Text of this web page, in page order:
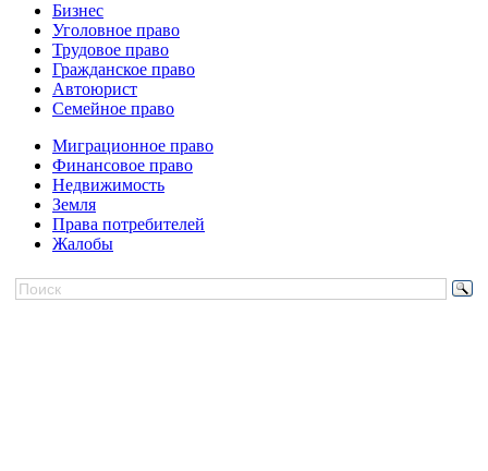
Бизнес
Уголовное право
Трудовое право
Гражданское право
Автоюрист
Семейное право
Миграционное право
Финансовое право
Недвижимость
Земля
Права потребителей
Жалобы